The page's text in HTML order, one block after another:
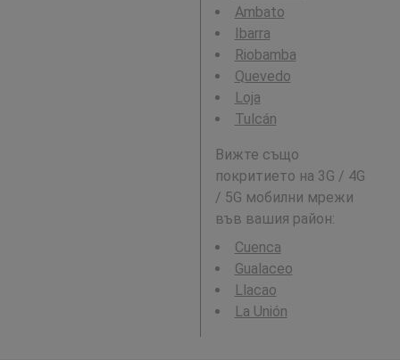
Ambato
Ibarra
Riobamba
Quevedo
Loja
Tulcán
Вижте също
покритието на 3G / 4G
/ 5G мобилни мрежи
във вашия район:
Cuenca
Gualaceo
Llacao
La Unión